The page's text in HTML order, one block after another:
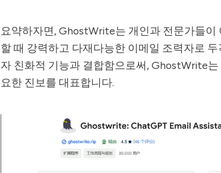
요약하자면, GhostWrite는 개인과 전문가들이
할 때 강력하고 다재다능한 이메일 조력자로
자 친화적 기능과 결합함으로써, GhostWrite
요한 진보를 대표합니다.